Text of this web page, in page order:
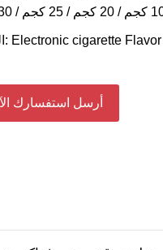
الفئات: Electronic cigarette Flavor
أرسل استفسارك